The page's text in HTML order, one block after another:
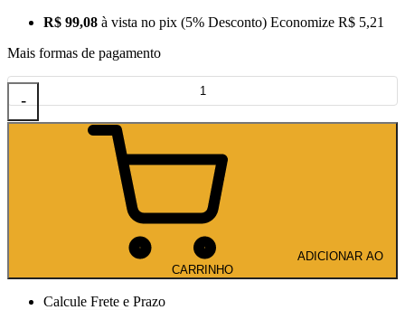
R$ 99,08 à vista no pix (5% Desconto) Economize R$ 5,21
Mais formas de pagamento
-
CARRINHO
Calcule Frete e Prazo